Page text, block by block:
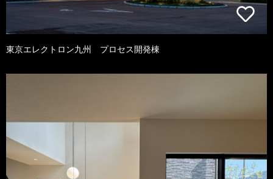
東京エレクトロン九州 プロセス開発棟